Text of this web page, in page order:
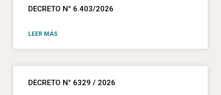
DECRETO N° 6.403/2026
LEER MÁS
DECRETO N° 6329 / 2026